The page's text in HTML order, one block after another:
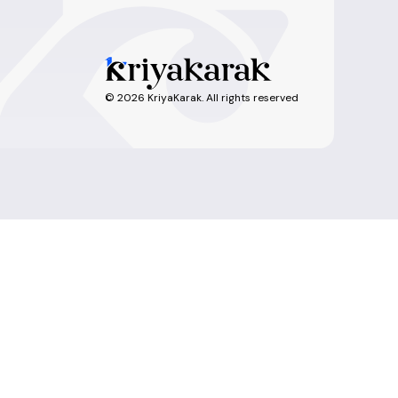
© 2026 KriyaKarak. All rights reserved